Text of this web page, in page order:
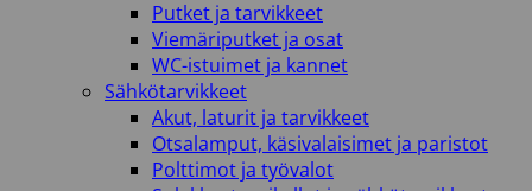
Putket ja tarvikkeet
Viemäriputket ja osat
WC-istuimet ja kannet
Sähkötarvikkeet
Akut, laturit ja tarvikkeet
Otsalamput, käsivalaisimet ja paristot
Polttimot ja työvalot